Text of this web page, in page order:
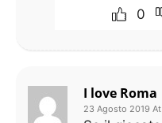
0
I love Roma
23 Agosto 2019